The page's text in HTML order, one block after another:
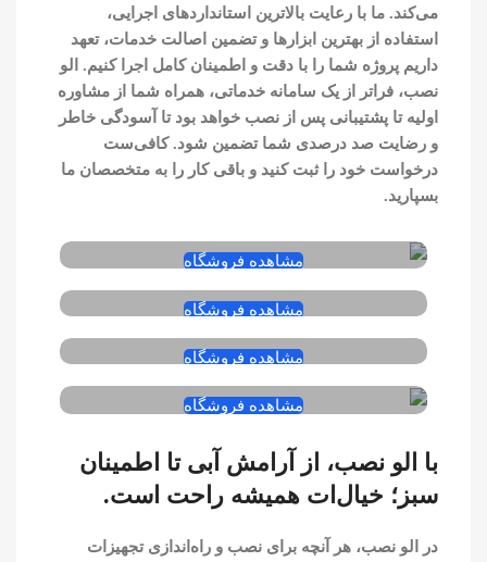
می‌کند. ما با رعایت بالاترین استانداردهای اجرایی،
استفاده از بهترین ابزارها و تضمین اصالت خدمات، تعهد
داریم پروژه شما را با دقت و اطمینان کامل اجرا کنیم. الو
نصب، فراتر از یک سامانه خدماتی، همراه شما از مشاوره
اولیه تا پشتیبانی پس از نصب خواهد بود تا آسودگی خاطر
و رضایت صد درصدی شما تضمین شود. کافی‌ست
درخواست خود را ثبت کنید و باقی کار را به متخصصان ما
بسپارید.
مشاهده فروشگاه
فروشگاه عصر یخ
مشاهده فروشگاه
نیروگاه خورشیدی
مشاهده فروشگاه
سیستم های نظارت تصویری
مشاهده فروشگاه
با الو نصب، از آرامش آبی تا اطمینان
سبز؛ خیال‌ات همیشه راحت است.
در الو نصب، هر آنچه برای نصب و راه‌اندازی تجهیزات